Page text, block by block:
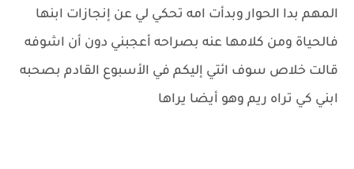
المهم بدا الحوار وبدأت امه تحكي لي عن إنجازات ابنها
فالحياة ومن كلامها عنه بصراحه أعجبني دون أن اشوفه
قالت خلاص سوف ائتي إليكم في الأسبوع القادم بصحبه
ابني كي تراه ريم وهو أيضا يراها